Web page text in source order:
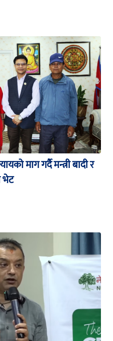
माग गर्दै मन्त्री बादी र
भेट